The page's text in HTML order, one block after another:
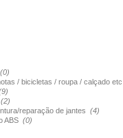
(0)
/ bicicletas / roupa / calçado etc
(2)
reparação de jantes (4)
ABS (0)